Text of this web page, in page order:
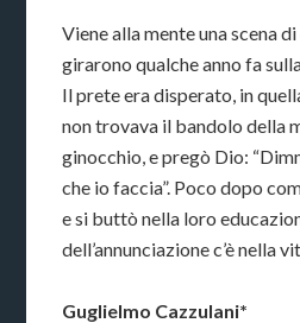
Viene alla mente una scena
girarono qualche anno fa
Il prete era disperato, in
non trovava il bandolo della
ginocchio, e pregò Dio:
che io faccia”. Poco dopo
e si buttò nella loro
dell’annunciazione c’è nella
Guglielmo Cazzulani*